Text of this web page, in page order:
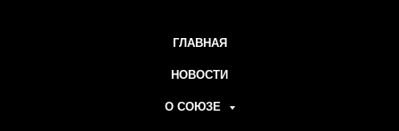
ГЛАВНАЯ
НОВОСТИ
О СОЮЗЕ